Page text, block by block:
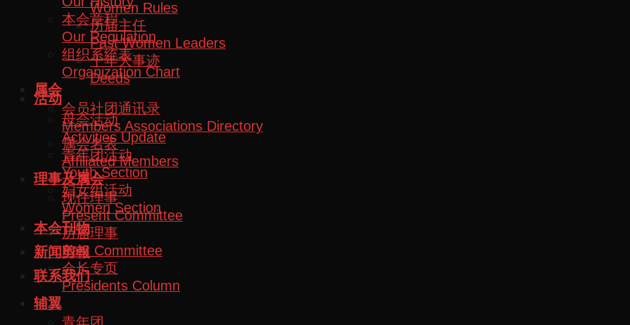
Women Rules
历届主任
Past Women Leaders
十年大事迹
Deeds
活动
母会活动
Activities Update
青年团活动
Youth Section
妇女组活动
Women Section
本会刊物
新闻剪報
联系我们
本会章程
Our Regulation
组织系统表
Organization Chart
属会
会员社团通讯录
Members Associations Directory
属会名表
Affiliated Members
理事及属会
现任理事
Present Committee
历届理事
Past Committee
会长专页
Presidents Column
辅翼